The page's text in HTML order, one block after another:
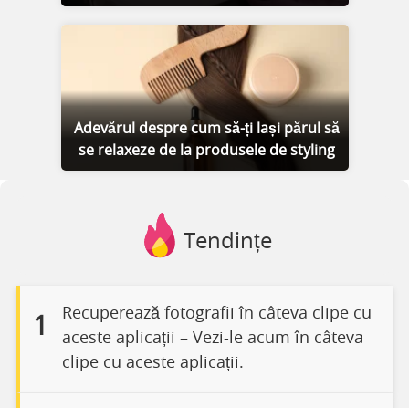
Adevărul despre cum să-ți lași părul să
se relaxeze de la produsele de styling
Tendințe
1
Recuperează fotografii în câteva clipe cu
aceste aplicații – Vezi-le acum în câteva
clipe cu aceste aplicații.